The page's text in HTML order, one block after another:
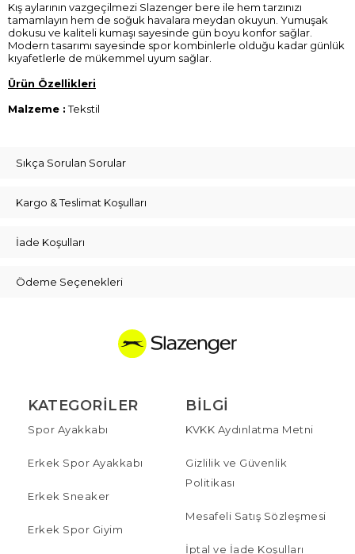
Kış aylarının vazgeçilmezi Slazenger bere ile hem tarzınızı
tamamlayın hem de soğuk havalara meydan okuyun. Yumuşak
dokusu ve kaliteli kumaşı sayesinde gün boyu konfor sağlar.
Modern tasarımı sayesinde spor kombinlerle olduğu kadar günlük
kıyafetlerle de mükemmel uyum sağlar.
Ürün Özellikleri
Malzeme :Tekstil
Sıkça Sorulan Sorular
Kargo & Teslimat Koşulları
İade Koşulları
Ödeme Seçenekleri
KATEGORILER
Spor Ayakkabı
Erkek Spor Ayakkabı
Erkek Sneaker
Erkek Spor Giyim
BILGI
KVKK Aydınlatma Metni
Gizlilik ve Güvenlik
Politikası
Mesafeli Satış Sözleşmesi
İptal ve İade Koşulları